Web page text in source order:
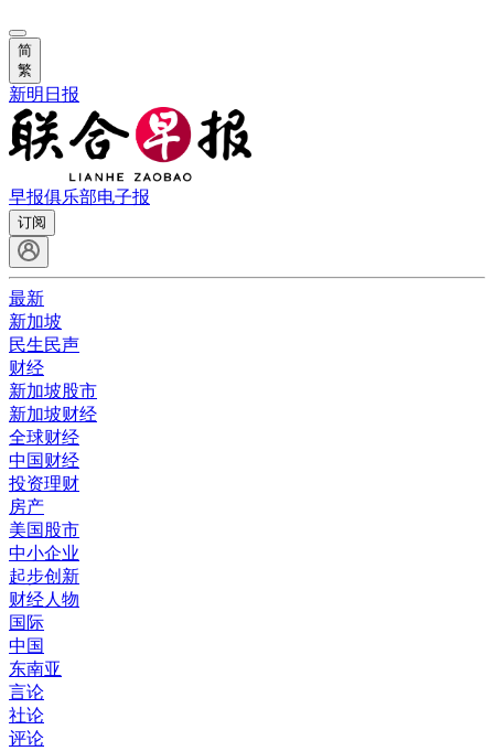
简
繁
新明日报
早报俱乐部电子报
订阅
最新
新加坡
民生民声
财经
新加坡股市
新加坡财经
全球财经
中国财经
投资理财
房产
美国股市
中小企业
起步创新
财经人物
国际
中国
东南亚
言论
社论
评论